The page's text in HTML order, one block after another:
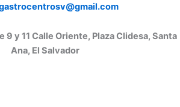
9 y 11 Calle Oriente, Plaza Clidesa, Santa
Ana, El Salvador